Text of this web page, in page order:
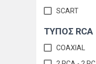
SCART
TYΠΟΣ RCA
COAXIAL